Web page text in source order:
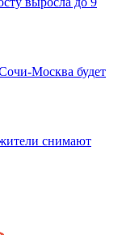
Москва будет
снимают